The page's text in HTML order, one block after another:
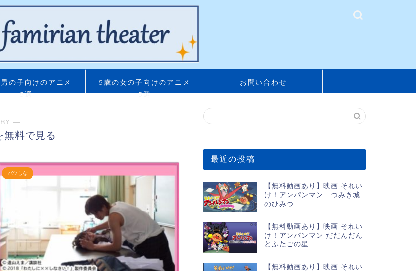
の子向けのアニメ
5選
5歳の女の子向けのアニメ
5選
お問い合わせ
―
無料で見る
バツしな
最近の投稿
【無料動画あり】映画 それい
け！アンパンマン つみき城
のひみつ
【無料動画あり】映画 それい
け！アンパンマン だだんだん
とふたごの星
【無料動画あり】映画 それい